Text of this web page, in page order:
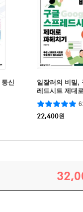
신
일잘러의 비밀,
레드시트 제대
22,400원